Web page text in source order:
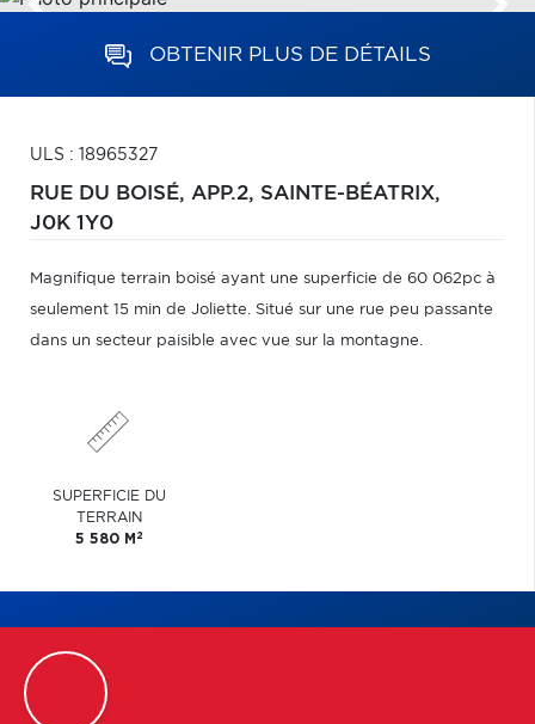
OBTENIR PLUS DE DÉTAILS
ULS : 18965327
RUE DU BOISÉ, APP.2, SAINTE-BÉATRIX,
J0K 1Y0
Magnifique terrain boisé ayant une superficie de 60 062pc à
seulement 15 min de Joliette. Situé sur une rue peu passante
dans un secteur paisible avec vue sur la montagne.
SUPERFICIE DU
TERRAIN
5 580 M 2